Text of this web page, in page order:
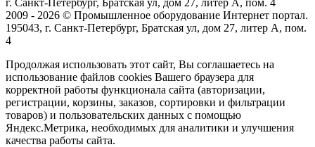
2009 - 2026 © Промышленное оборудование Интернет портал.
195043, г. Санкт-Петербург, Братская ул, дом 27, литер А, пом.
4
Продолжая использовать этот сайт, Вы соглашаетесь на
использование файлов cookies Вашего браузера для
корректной работы функционала сайта (авторизации,
регистрации, корзины, заказов, сортировки и фильтрации
товаров) и пользовательских данных с помощью
Яндекс.Метрика, необходимых для аналитики и улучшения
качества работы сайта.